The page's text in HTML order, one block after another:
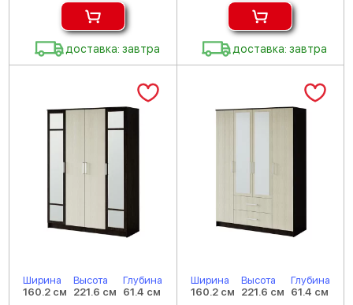
доставка: завтра доставка: завтра
Ширина
160.2 см
Высота
221.6 см
Глубина
61.4 см
Ширина
160.2 см
Высота
221.6 см
Глубина
61.4 см